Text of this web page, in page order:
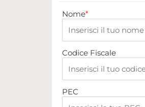
Nome*
Codice Fiscale
PEC